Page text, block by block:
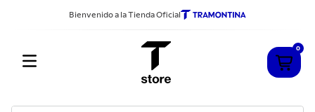
Bienvenido a la Tienda Oficial
0